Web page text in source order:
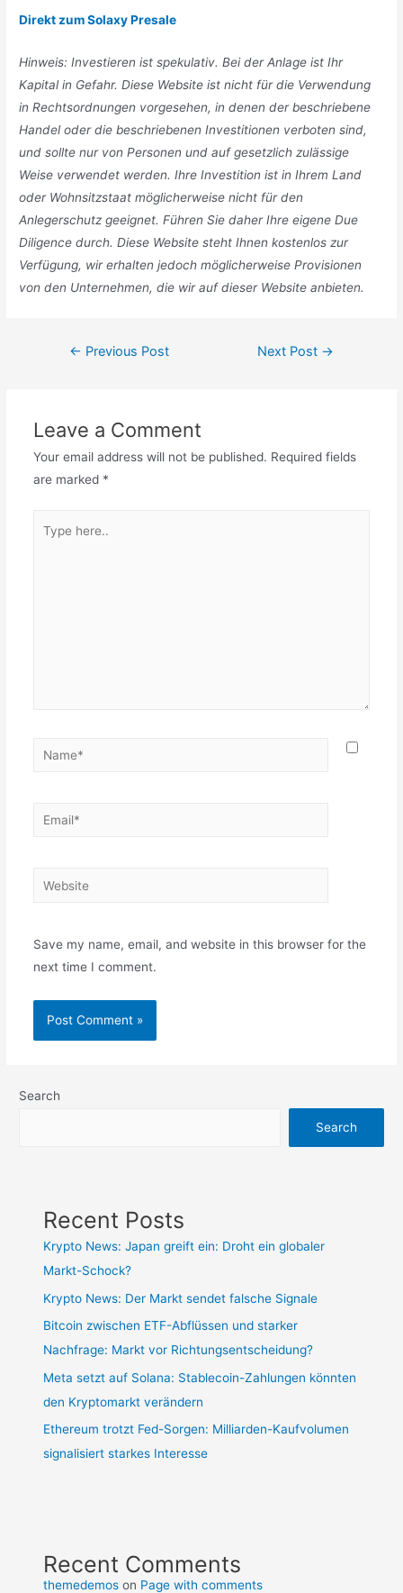
Direkt zum Solaxy Presale
Hinweis: Investieren ist spekulativ. Bei der Anlage ist Ihr
Kapital in Gefahr. Diese Website ist nicht für die Verwendung
in Rechtsordnungen vorgesehen, in denen der beschriebene
Handel oder die beschriebenen Investitionen verboten sind,
und sollte nur von Personen und auf gesetzlich zulässige
Weise verwendet werden. Ihre Investition ist in Ihrem Land
oder Wohnsitzstaat möglicherweise nicht für den
Anlegerschutz geeignet. Führen Sie daher Ihre eigene Due
Diligence durch. Diese Website steht Ihnen kostenlos zur
Verfügung, wir erhalten jedoch möglicherweise Provisionen
von den Unternehmen, die wir auf dieser Website anbieten.
Post← Previous Post Next Post →
Leave a Comment
Your email address will not be published. Required fields
are marked *
here..
Name*
Email*
Website
Save my name, email, and website in this browser for the
next time I comment.
Search
Search
Recent Posts
Krypto News: Japan greift ein: Droht ein globaler
Markt-Schock?
Krypto News: Der Markt sendet falsche Signale
Bitcoin zwischen ETF-Abflüssen und starker
Nachfrage: Markt vor Richtungsentscheidung?
Meta setzt auf Solana: Stablecoin-Zahlungen könnten
den Kryptomarkt verändern
Ethereum trotzt Fed-Sorgen: Milliarden-Kaufvolumen
signalisiert starkes Interesse
Recent Comments
themedemos on Page with comments